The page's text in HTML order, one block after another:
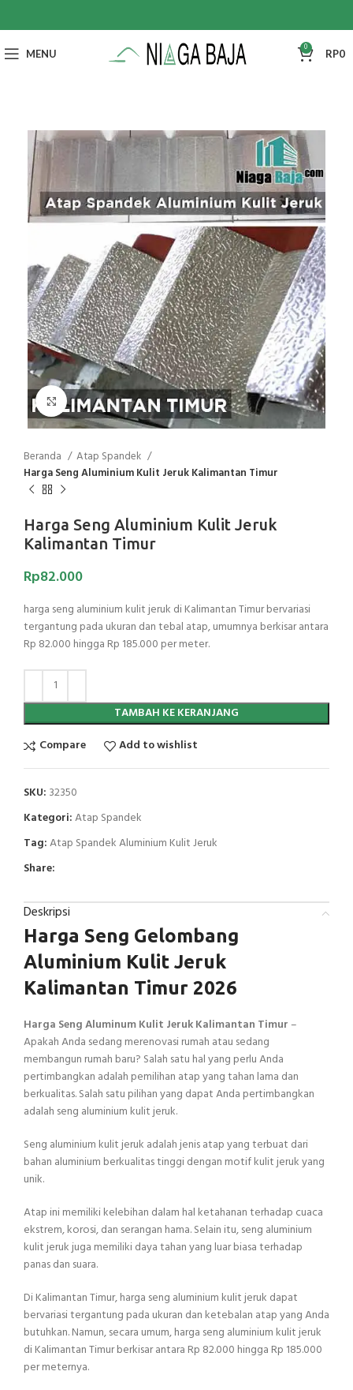
MENU 0 RP0
Click to enlarge
Beranda
Atap Spandek
Harga Seng Aluminium Kulit Jeruk Kalimantan Timur
Harga Seng Aluminium Kulit Jeruk
Kalimantan Timur
Rp82.000
harga seng aluminium kulit jeruk di Kalimantan Timur bervariasi
tergantung pada ukuran dan tebal atap, umumnya berkisar antara
Rp 82.000 hingga Rp 185.000 per meter.
TAMBAH KE KERANJANG
Compare
Add to wishlist
SKU: 32350
Kategori:Atap Spandek
Tag:Atap Spandek Aluminium Kulit Jeruk
Share:
Deskripsi
Harga Seng Gelombang
Aluminium Kulit Jeruk
Kalimantan Timur 2026
Harga Seng Aluminum Kulit Jeruk Kalimantan Timur–
Apakah Anda sedang merenovasi rumah atau sedang
membangun rumah baru? Salah satu hal yang perlu Anda
pertimbangkan adalah pemilihan atap yang tahan lama dan
berkualitas. Salah satu pilihan yang dapat Anda pertimbangkan
adalah seng aluminium kulit jeruk.
Seng aluminium kulit jeruk adalah jenis atap yang terbuat dari
bahan aluminium berkualitas tinggi dengan motif kulit jeruk yang
unik.
Atap ini memiliki kelebihan dalam hal ketahanan terhadap cuaca
ekstrem, korosi, dan serangan hama. Selain itu, seng aluminium
kulit jeruk juga memiliki daya tahan yang luar biasa terhadap
panas dan suara.
Di Kalimantan Timur, harga seng aluminium kulit jeruk dapat
bervariasi tergantung pada ukuran dan ketebalan atap yang Anda
butuhkan. Namun, secara umum, harga seng aluminium kulit jeruk
di Kalimantan Timur berkisar antara Rp 82.000 hingga Rp 185.000
per meternya.